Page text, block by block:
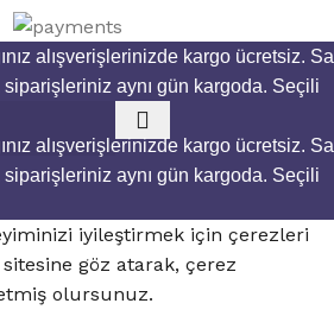
alışverişlerinizde kargo ücretsiz.
aynı gün kargoda. Seçili
alışverişlerinizde kargo ücretsiz.
aynı gün kargoda. Seçili
iyileştirmek için çerezleri
göz atarak, çerez
olursunuz.